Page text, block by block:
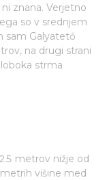
znana. Verjetno
so v srednjem
sam Galyatető
na drugi strani
strma
metrov nižje od
višine med